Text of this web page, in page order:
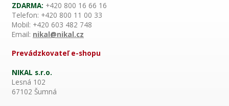
ZDARMA: +420 800 16 66 16
Telefon: +420 800 11 00 33
Mobil: +420 603 482 748
Email: nikal@nikal.cz
Prevádzkovateľ e-shopu
NIKAL s.r.o.
Lesná 102
67102 Šumná